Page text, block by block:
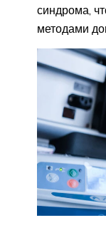
синдрома,
методами